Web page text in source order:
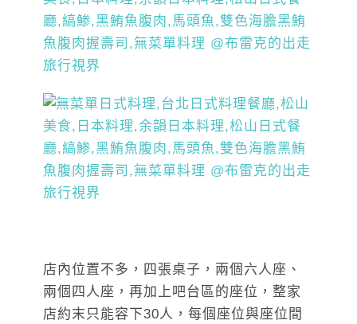
店內位置不多，四張桌子，兩個六人座、
兩個四人座，再加上吧台區的座位，整家
店約末只能容下30人，每個座位與座位間